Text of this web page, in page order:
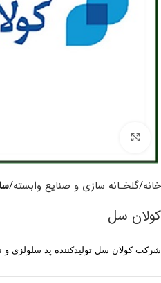
خانه گلخـانه سازی و صنایع وابسته
کولان سل
شرکت کولان سل تولیدکننده پد سلولزی و